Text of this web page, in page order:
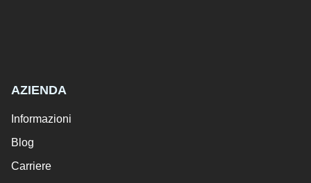
AZIENDA
Informazioni
Blog
Carriere